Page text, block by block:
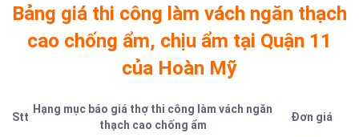
Bảng giá thi công làm vách ngăn thạch
cao chống ẩm, chịu ẩm tại Quận 11
của Hoàn Mỹ
Stt
Hạng mục báo giá thợ thi công làm vách ngăn
thạch cao chống ẩm
Đơn giá